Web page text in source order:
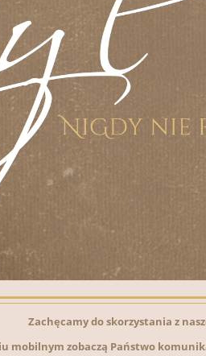
Zachęcamy do skorzystania z
mobilnym zobaczą Państwo